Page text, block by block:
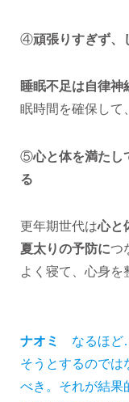
④頑張りすぎず、
睡眠不足は自律神
眠時間を確保して
⑤心と体を満たし
る
更年期世代は心と
夏太りの予防につ
よく寝て、心身を
ナオミ
なるほど
そうとするのでは
べき。それが結果